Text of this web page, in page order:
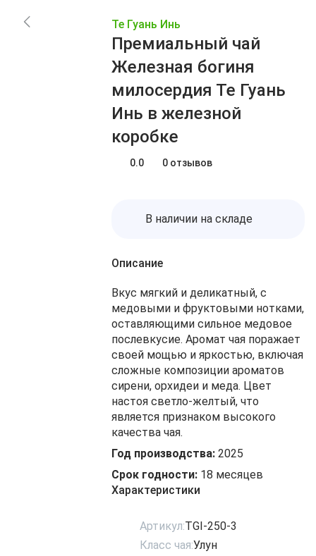
Акции
Блог
Те Гуань Инь
Премиальный чай
Железная богиня
милосердия Те Гуань
Инь в железной
коробке
0.0 0 отзывов
В наличии на складе
Описание
Вкус мягкий и деликатный, с
медовыми и фруктовыми нотками,
оставляющими сильное медовое
послевкусие. Аромат чая поражает
своей мощью и яркостью, включая
сложные композиции ароматов
сирени, орхидеи и меда. Цвет
настоя светло-желтый, что
является признаком высокого
качества чая.
Год производства: 2025
Срок годности: 18 месяцев
Характеристики
Артикул:TGI-250-3
Класс чая:Улун